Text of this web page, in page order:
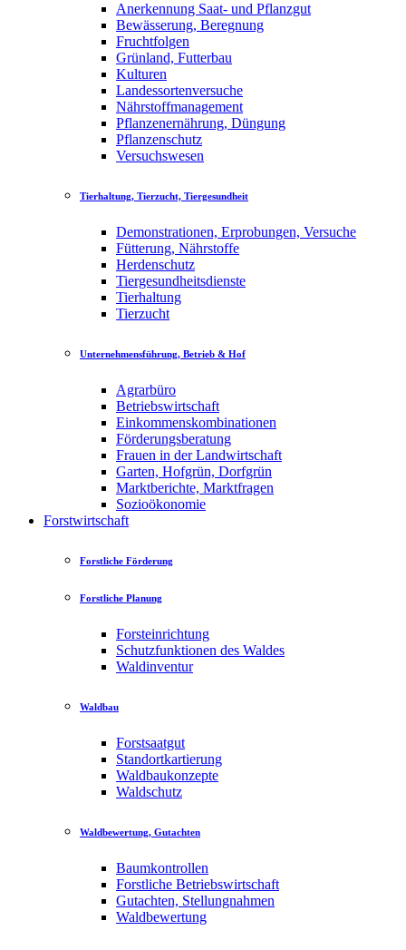
Anerkennung Saat- und Pflanzgut
Bewässerung, Beregnung
Fruchtfolgen
Grünland, Futterbau
Kulturen
Landessortenversuche
Nährstoffmanagement
Pflanzenernährung, Düngung
Pflanzenschutz
Versuchswesen
Tierhaltung, Tierzucht, Tiergesundheit
Demonstrationen, Erprobungen, Versuche
Fütterung, Nährstoffe
Herdenschutz
Tiergesundheitsdienste
Tierhaltung
Tierzucht
Unternehmensführung, Betrieb & Hof
Agrarbüro
Betriebswirtschaft
Einkommenskombinationen
Förderungsberatung
Frauen in der Landwirtschaft
Garten, Hofgrün, Dorfgrün
Marktberichte, Marktfragen
Sozioökonomie
Forstwirtschaft
Forstliche Förderung
Forstliche Planung
Forsteinrichtung
Schutzfunktionen des Waldes
Waldinventur
Waldbau
Forstsaatgut
Standortkartierung
Waldbaukonzepte
Waldschutz
Waldbewertung, Gutachten
Baumkontrollen
Forstliche Betriebswirtschaft
Gutachten, Stellungnahmen
Waldbewertung